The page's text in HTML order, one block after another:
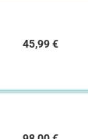
45,99 €